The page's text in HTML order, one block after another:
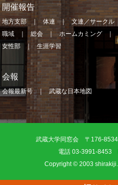
開催報告
地方支部 体連 文連／サークル
職域
総会 ホームカミング
女性部
生涯学習
会報
会報最新号 武蔵な日本地図
武蔵大学同窓会 〒176-
電話 03-3991-8453
Copyright © 2003